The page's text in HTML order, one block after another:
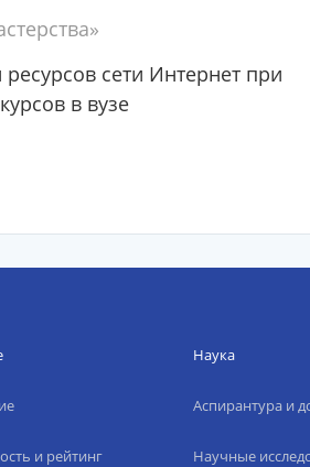
сети Интернет при
в вузе
и рейтинг
Наука
Аспирантура и
Научные